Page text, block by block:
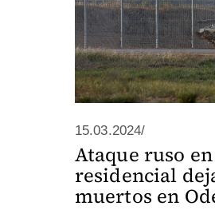
15.03.2024/
Ataque ruso
residencial
muertos en